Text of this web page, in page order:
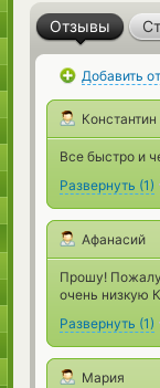
Отзывы
Добавить
Константин
Все быстро и
Развернуть (1)
Афанасий
Прошу!
очень низкую
Развернуть (1)
Мария